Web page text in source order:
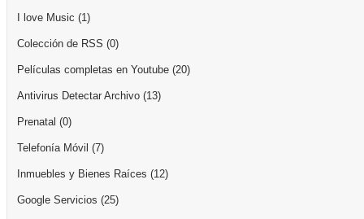
I love Music (1)
Colección de RSS (0)
Películas completas en Youtube (20)
Antivirus Detectar Archivo (13)
Prenatal (0)
Telefonía Móvil (7)
Inmuebles y Bienes Raíces (12)
Google Servicios (25)